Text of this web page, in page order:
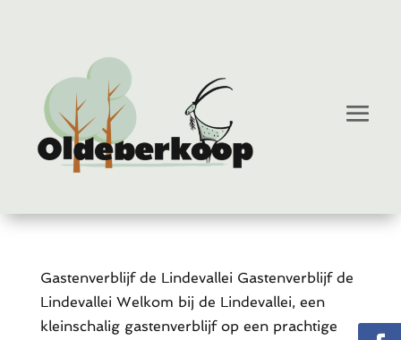
Gastenverblijf de Lindevallei Gastenverblijf de
Lindevallei Welkom bij de Lindevallei, een
kleinschalig gastenverblijf op een prachtige